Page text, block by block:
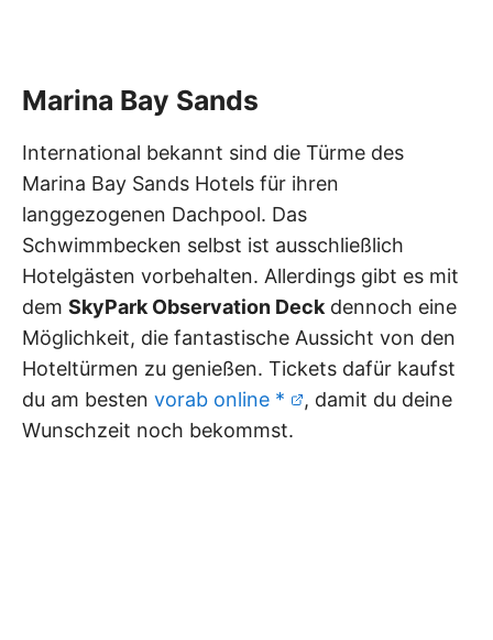
Marina Bay Sands
International bekannt sind die Türme des
Marina Bay Sands Hotels für ihren
langgezogenen Dachpool. Das
Schwimmbecken selbst ist ausschließlich
Hotelgästen vorbehalten. Allerdings gibt es mit
dem SkyPark Observation Deck dennoch eine
Möglichkeit, die fantastische Aussicht von den
Hoteltürmen zu genießen. Tickets dafür kaufst
du am besten vorab online *
, damit du deine
Wunschzeit noch bekommst.